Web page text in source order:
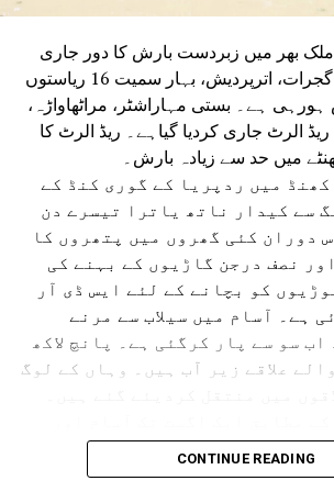
بھر میں زبردست بارش کا دور جاری
ہے۔ مدھیہ پردیش گجرات، اترپردیش، بہار سمیت 16 ریاستوں
ہے۔ بستی مہاراشٹر، مراٹھاواڑہ،
ریڈ الرٹ جاری کردیا گیاہے۔ ریڈ الرٹ کا
میں ردپریا کے گوری کنڈ کے
سے کیدار ناتھ یاترا تیسرے دن
دوران کئی گھروں میں پتھروں کا
نصف درجن گاڑیوں کے بہنے کی
کو بچانے کے لئے ایس ڈی آر
ہے۔ آسام میں سیلاب سے مرنے
سو سے پار کرگئی ہے۔ پانچ لاکھ
علاقے زیر آب ہیں۔ وہاں کے لوگ
بھاری بارش اور بجلی گرنے کے
میں تنسکویا، بھیما جی ،
CONTINUE READING